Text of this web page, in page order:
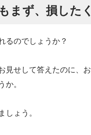
まず、損した
るのでしょうか？
見せして答えたのに、
。
しょう。